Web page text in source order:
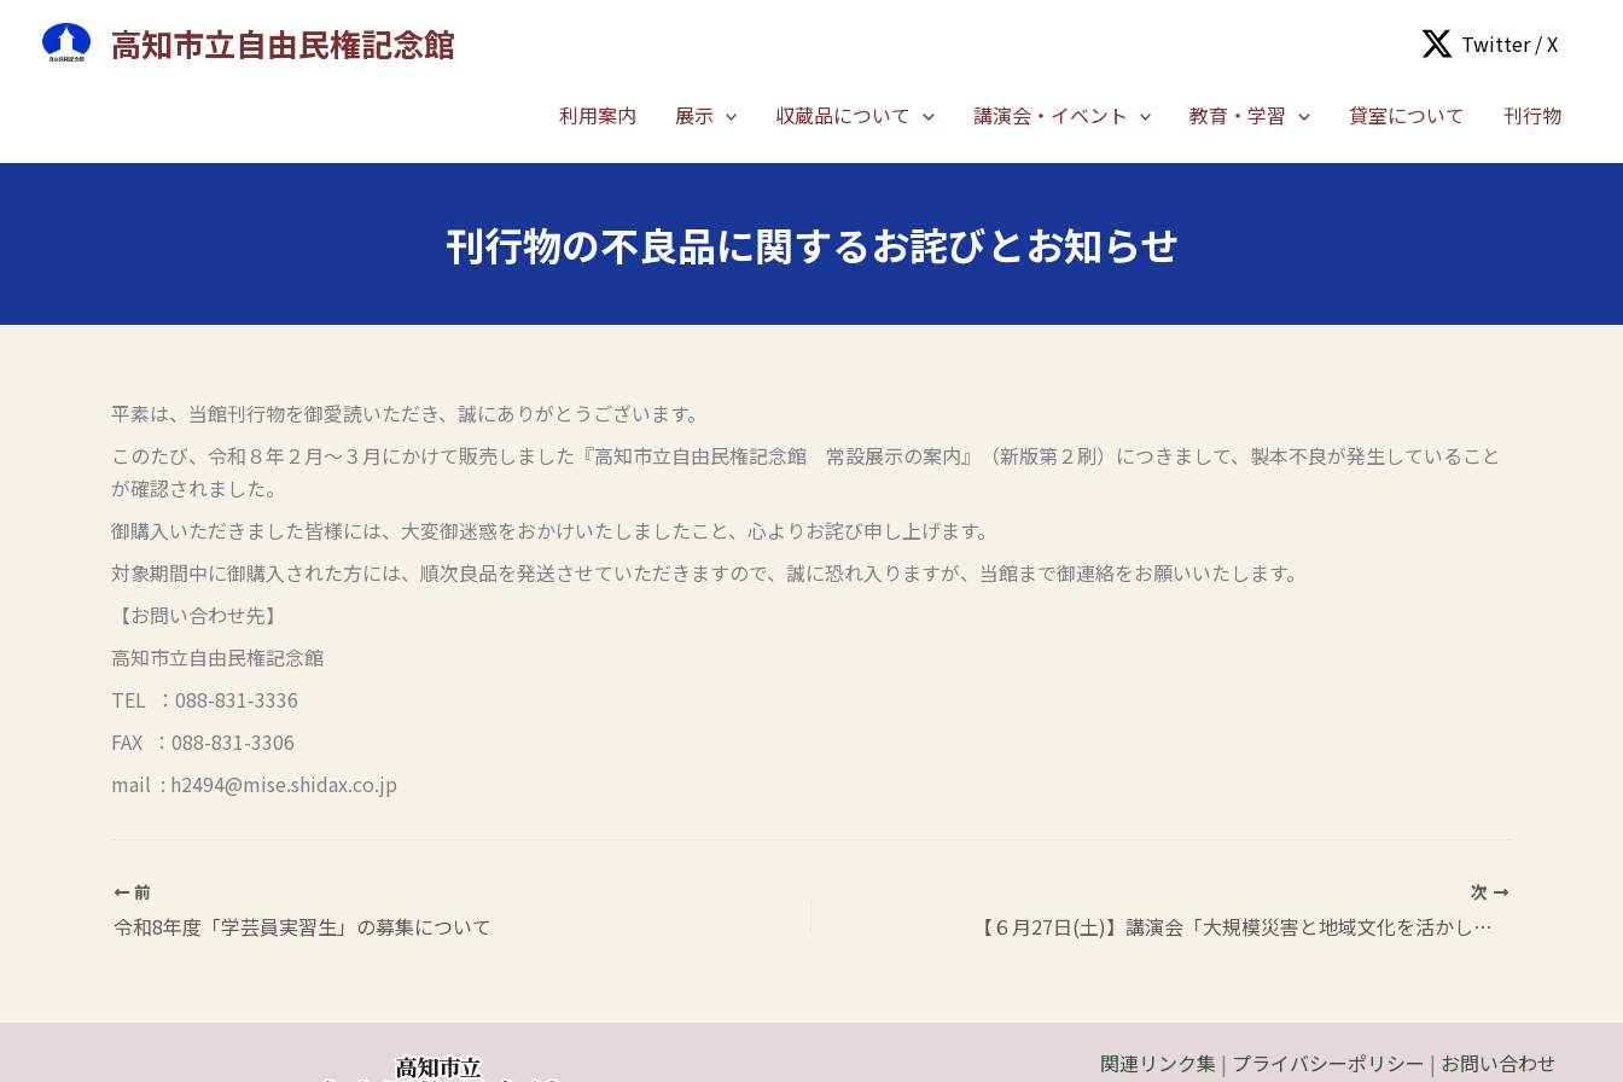
高知市立自由民権記念館 Twitter / X
利用案内 展示 収蔵品について 講演会・イベント 教育・学習 貸室について 刊行物
刊行物の不良品に関するお詫びとお知らせ
平素は、当館刊行物を御愛読いただき、誠にありがとうございます。
このたび、令和８年２月～３月にかけて販売しました『高知市立自由民権記念館 常設展示の案内』（新版第２刷）につきまして、製本不良が発生していること
が確認されました。
御購入いただきました皆様には、大変御迷惑をおかけいたしましたこと、心よりお詫び申し上げます。
対象期間中に御購入された方には、順次良品を発送させていただきますので、誠に恐れ入りますが、当館まで御連絡をお願いいたします。
【お問い合わせ先】
高知市立自由民権記念館
TEL ：088-831-3336
FAX ：088-831-3306
mail : h2494@mise.shidax.co.jp
前
令和8年度「学芸員実習生」の募集について
次
【６月27日(土)】講演会「大規模災害と地域文化を活かした復興」のお知らせ
関連リンク集 | プライバシーポリシー | お問い合わせ